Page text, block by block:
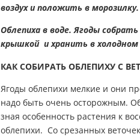
воздух и положить в морозилку.
Облепиха в воде. Ягоды
крышкой и хранить в
КАК СОБИРАТЬ ОБЛЕПИХУ С
Ягоды облепихи мелкие и они
надо быть очень осторожным.
зная особенность растения к
облепихи. Со срезанных